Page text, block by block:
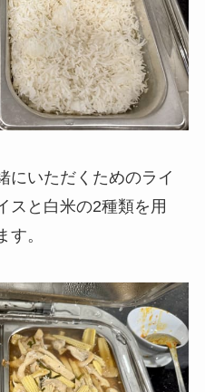
にいただくためのライ
スと白米の2種類を用
。